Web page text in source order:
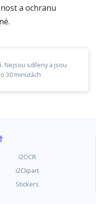
a ochranu
Nejsou sdíleny a jsou
30 minutách
i2OCR
i2Clipart
Stickers